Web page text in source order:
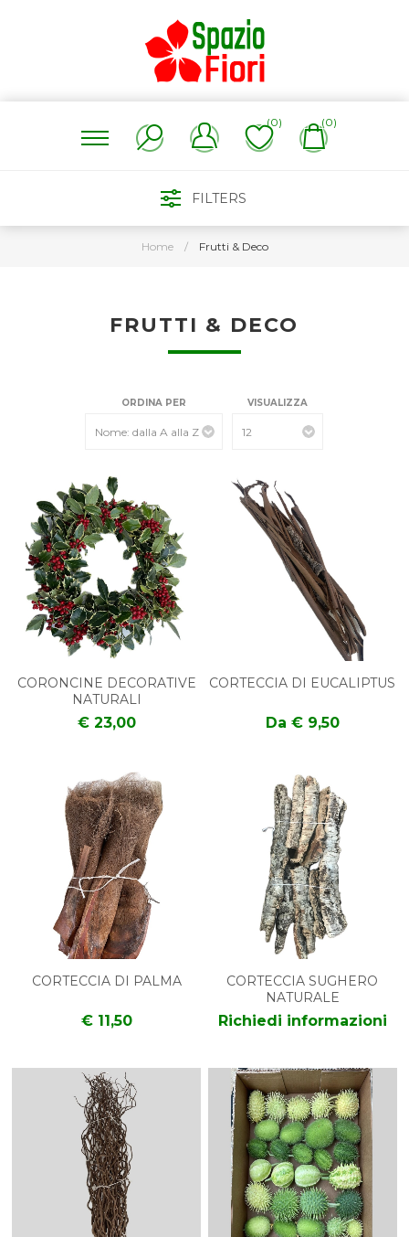
(0) (0)
FILTERS
Home / Frutti & Deco
FRUTTI & DECO
ORDINA PER VISUALIZZA
CORONCINE DECORATIVE
NATURALI
€ 23,00
CORTECCIA DI EUCALIPTUS
Da € 9,50
CORTECCIA DI PALMA
€ 11,50
CORTECCIA SUGHERO
NATURALE
Richiedi informazioni